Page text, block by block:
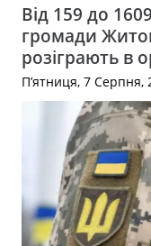
Від 159 до
громади
розіграють в
П’ятниця, 7 Серпня,